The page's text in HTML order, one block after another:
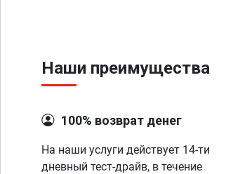
Наши преимущества
100% возврат денег
На наши услуги действует 14-ти
дневный тест-драйв, в течение